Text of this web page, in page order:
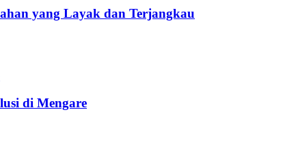
yang Layak dan Terjangkau
di Mengare